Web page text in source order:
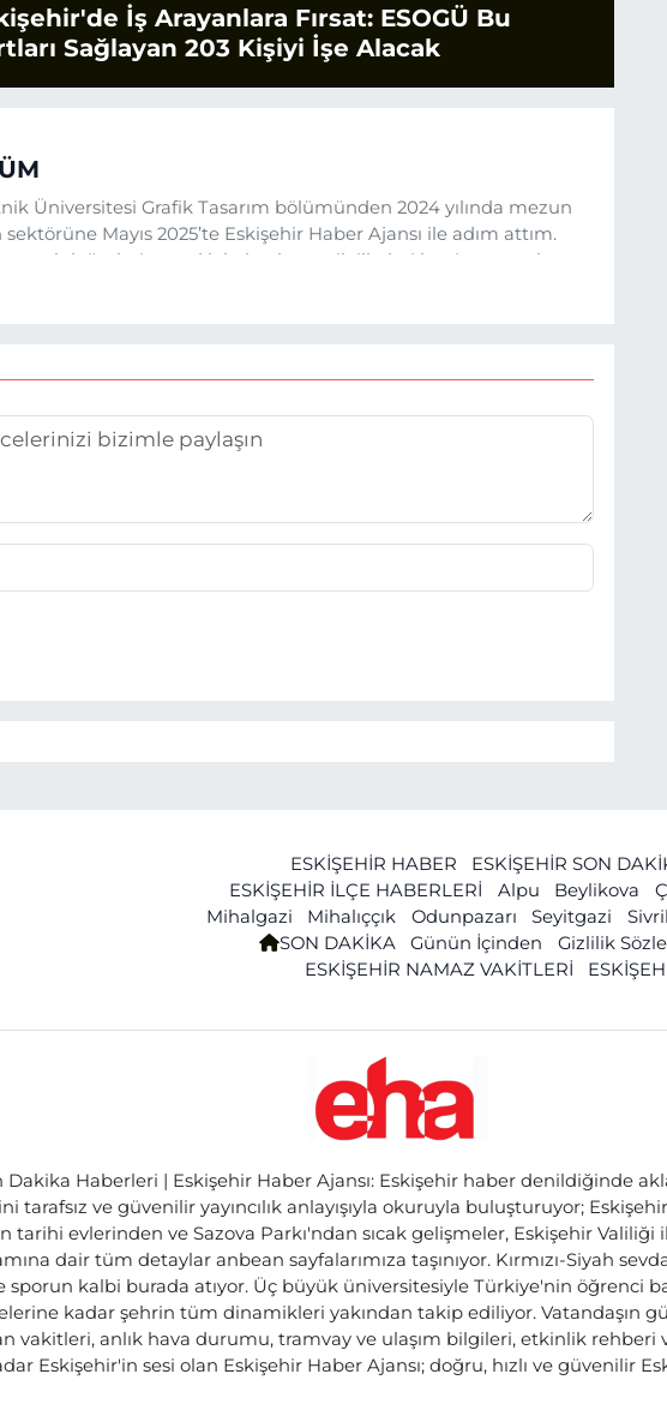
İş Arayanlara Fırsat: ESOGÜ Bu
Sağlayan 203 Kişiyi İşe Alacak
Üniversitesi Grafik Tasarım bölümünden 2024 yılında mezun
Mayıs 2025’te Eskişehir Haber Ajansı ile adım attım.
değerlerine sadık kalarak ve etik ilkeleri benimseyerek,
en doğru ve sıcak şekilde takipçilerimize aktarmayı
ESKİŞEHİR HABER ESKİŞEHİR SON
ESKİŞEHİR İLÇE HABERLERİ
Alpu Beylikova
Mihalgazi
Mihalıççık Odunpazarı Seyitgazi
SON DAKİKA
Günün İçinden Gizlilik
ESKİŞEHİR NAMAZ VAKİTLERİ
Dakika Haberleri | Eskişehir Haber Ajansı: Eskişehir haber denildiğinde
tarafsız ve güvenilir yayıncılık anlayışıyla okuruyla buluşturuyor;
tarihi evlerinden ve Sazova Parkı'ndan sıcak gelişmeler, Eskişehir
dair tüm detaylar anbean sayfalarımıza taşınıyor. Kırmızı-Siyah
sporun kalbi burada atıyor. Üç büyük üniversitesiyle Türkiye'nin öğrenci
kadar şehrin tüm dinamikleri yakından takip ediliyor. Vatandaşın
vakitleri, anlık hava durumu, tramvay ve ulaşım bilgileri, etkinlik
Eskişehir'in sesi olan Eskişehir Haber Ajansı; doğru, hızlı ve güvenilir